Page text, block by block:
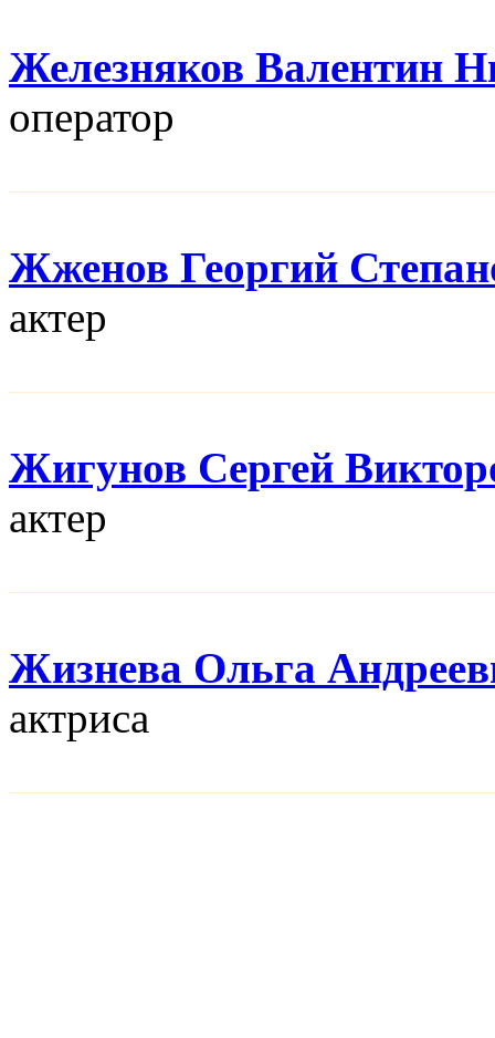
Железняков Валентин
оператор
Жженов Георгий
актер
Жигунов Сергей
актер
Жизнева Ольга
актриса